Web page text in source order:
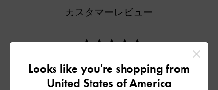
カスタマーレビュー
5
Looks like you're shopping from
United States of America